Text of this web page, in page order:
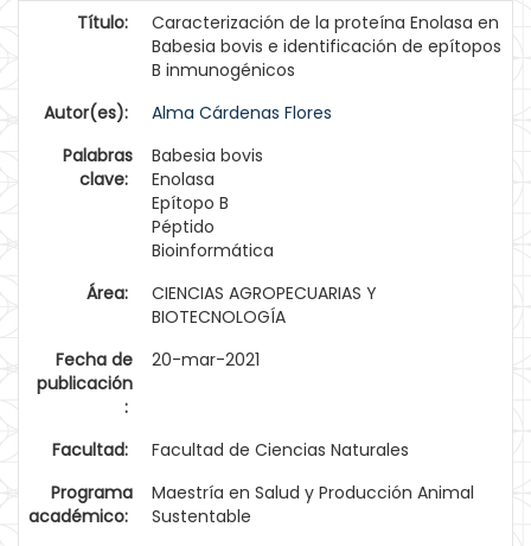
Título:
Caracterización de la proteína Enolasa en
Babesia bovis e identificación de epítopos
B inmunogénicos
Autor(es):
Alma Cárdenas Flores
Palabras
clave:
Babesia bovis
Enolasa
Epítopo B
Péptido
Bioinformática
Área:
CIENCIAS AGROPECUARIAS Y
BIOTECNOLOGÍA
Fecha de
publicación
:
20-mar-2021
Facultad:
Facultad de Ciencias Naturales
Programa
académico:
Maestría en Salud y Producción Animal
Sustentable